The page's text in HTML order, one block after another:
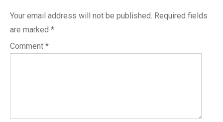
Your email address will not be published. Required fields
are marked *
Comment *